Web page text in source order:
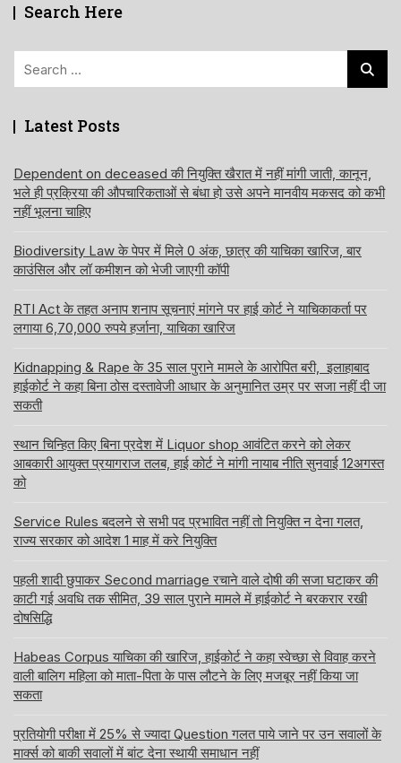
Search Here
Latest Posts
Dependent on deceased की नियुक्ति खैरात में नहीं मांगी जाती, कानून,
भले ही प्रक्रिया की औपचारिकताओं से बंधा हो उसे अपने मानवीय मकसद को कभी
नहीं भूलना चाहिए
Biodiversity Law के पेपर में मिले 0 अंक, छात्र की याचिका खारिज, बार
काउंसिल और लॉ कमीशन को भेजी जाएगी कॉपी
RTI Act के तहत अनाप शनाप सूचनाएं मांगने पर हाई कोर्ट ने याचिकाकर्ता पर
लगाया 6,70,000 रुपये हर्जाना, याचिका खारिज
Kidnapping & Rape के 35 साल पुराने मामले के आरोपित बरी, इलाहाबाद
हाईकोर्ट ने कहा बिना ठोस दस्तावेजी आधार के अनुमानित उम्र पर सजा नहीं दी जा
सकती
स्थान चिन्हित किए बिना प्रदेश में Liquor shop आवंटित करने को लेकर
आबकारी आयुक्त प्रयागराज तलब, हाई कोर्ट ने मांगी नायाब नीति सुनवाई 12अगस्त
को
Service Rules बदलने से सभी पद प्रभावित नहीं तो नियुक्ति न देना गलत,
राज्य सरकार को आदेश 1 माह में करे नियुक्ति
पहली शादी छुपाकर Second marriage रचाने वाले दोषी की सजा घटाकर की
काटी गई अवधि तक सीमित, 39 साल पुराने मामले में हाईकोर्ट ने बरकरार रखी
दोषसिद्धि
Habeas Corpus याचिका की खारिज, हाईकोर्ट ने कहा स्वेच्छा से विवाह करने
वाली बालिग महिला को माता-पिता के पास लौटने के लिए मजबूर नहीं किया जा
सकता
प्रतियोगी परीक्षा में 25% से ज्यादा Question गलत पाये जाने पर उन सवालों के
मार्क्स को बाकी सवालों में बांट देना स्थायी समाधान नहीं